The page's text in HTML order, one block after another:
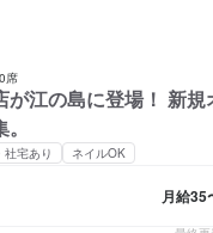
席
江の島に登場！ 新規
社宅あり ネイルOK
月給35